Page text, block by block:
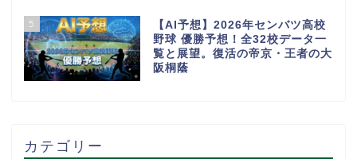
5
【AI予想】2026年センバツ高校
野球 優勝予想！全32校データ一
覧と展望。復活の帝京・王者の大
阪桐蔭
カテゴリー